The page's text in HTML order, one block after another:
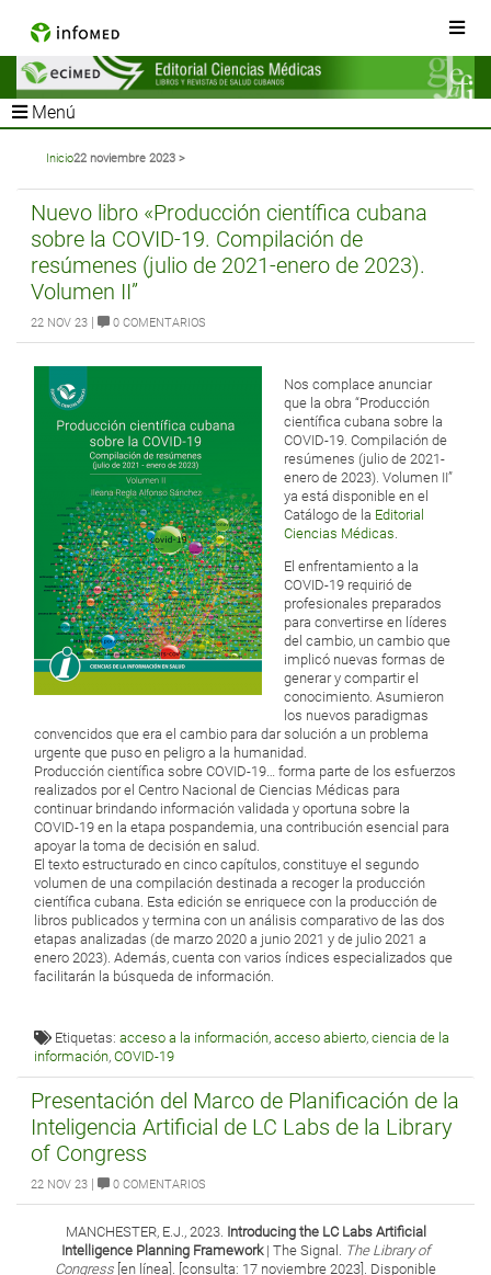
Menú
Inicio22 noviembre 2023 >
Nuevo libro «Producción científica cubana
sobre la COVID-19. Compilación de
resúmenes (julio de 2021-enero de 2023).
Volumen II”
22 NOV 23 | 0 COMENTARIOS
Nos complace anunciar
que la obra “Producción
científica cubana sobre la
COVID-19. Compilación de
resúmenes (julio de 2021-
enero de 2023). Volumen II”
ya está disponible en el
Catálogo de la Editorial
Ciencias Médicas
El enfrentamiento a la
COVID-19 requirió de
profesionales preparados
para convertirse en líderes
del cambio, un cambio que
implicó nuevas formas de
generar y compartir el
conocimiento. Asumieron
los nuevos paradigmas
convencidos que era el cambio para dar solución a un problema
urgente que puso en peligro a la humanidad.
Producción científica sobre COVID-19… forma parte de los esfuerzos
realizados por el Centro Nacional de Ciencias Médicas para
continuar brindando información validada y oportuna sobre la
COVID-19 en la etapa pospandemia, una contribución esencial para
apoyar la toma de decisión en salud.
El texto estructurado en cinco capítulos, constituye el segundo
volumen de una compilación destinada a recoger la producción
científica cubana. Esta edición se enriquece con la producción de
libros publicados y termina con un análisis comparativo de las dos
etapas analizadas (de marzo 2020 a junio 2021 y de julio 2021 a
enero 2023). Además, cuenta con varios índices especializados que
facilitarán la búsqueda de información.
Etiquetas:acceso a la información,acceso abierto,ciencia de la
información,COVID-19
Presentación del Marco de Planificación de la
Inteligencia Artificial de LC Labs de la Library
of Congress
22 NOV 23 | 0 COMENTARIOS
MANCHESTER, E.J., 2023. Introducing the LC Labs Artificial
Intelligence Planning Framework | The Signal.
The Library of
Congress [en línea]. [consulta: 17 noviembre 2023]. Disponible